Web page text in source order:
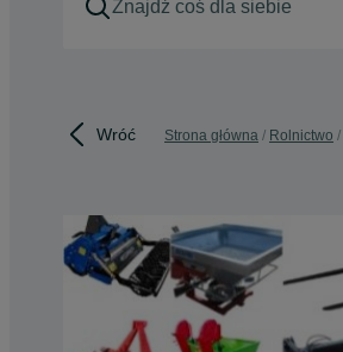
Wróć Strona główna Rolnictwo